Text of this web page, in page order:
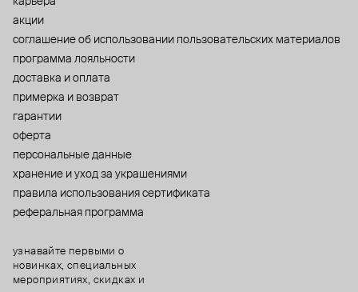
акции
cоглашение об использовании пользовательских материалов
программа лояльности
доставка и оплата
примерка и возврат
гарантии
оферта
персональные данные
хранение и уход за украшениями
правила использования сертификата
реферальная программа
узнавайте первыми о
новинках, специальных
мероприятиях, скидках и